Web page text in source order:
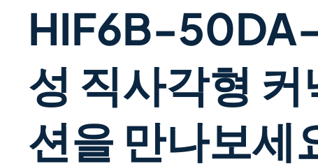
HIF6B-50DA-
성 직사각형
션을 만나보세